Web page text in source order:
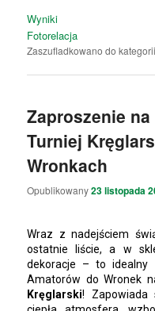
Wyniki
Fotorelacja
Zaszufladkowano do kategorii
Zaproszenie
Turniej
Wronkach
Opublikowany23 listopada
Wraz z nadejściem
ostatnie liście, a w
dekoracje – to idealny
Amatorów do Wronek
Kręglarski! Zapowiada